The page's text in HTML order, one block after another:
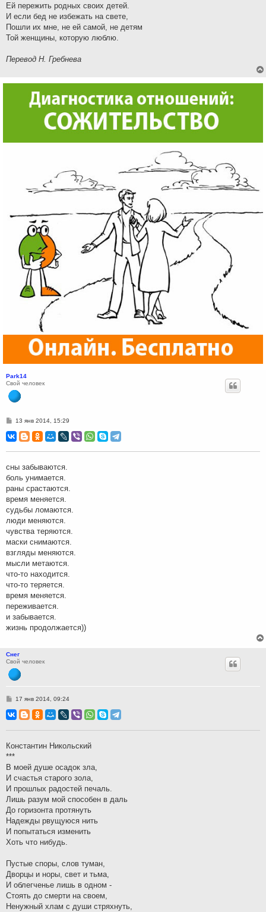
Ей пережить родных своих детей.
И если бед не избежать на свете,
Пошли их мне, не ей самой, не детям
Той женщины, которую люблю.
Перевод Н. Гребнева
Park14
Свой человек
С
о
б
и
е
13 янв 2014, 15:29
сны забываются.
боль унимается.
раны срастаются.
время меняется.
судьбы ломаются.
люди меняются.
чувства теряются.
маски снимаются.
взгляды меняются.
мысли метаются.
что-то находится.
что-то теряется.
время меняется.
переживается.
и забывается.
жизнь продолжается))
Снег
Свой человек
С
о
б
и
е
17 янв 2014, 09:24
Константин Никольский
***
В моей душе осадок зла,
И счастья старого зола,
И прошлых радостей печаль.
Лишь разум мой способен в даль
До горизонта протянуть
Надежды рвущуюся нить
И попытаться изменить
Хоть что нибудь.
Пустые споры, слов туман,
Дворцы и норы, свет и тьма,
И облегченье лишь в одном -
Стоять до смерти на своем,
Ненужный хлам с души стряхнуть,